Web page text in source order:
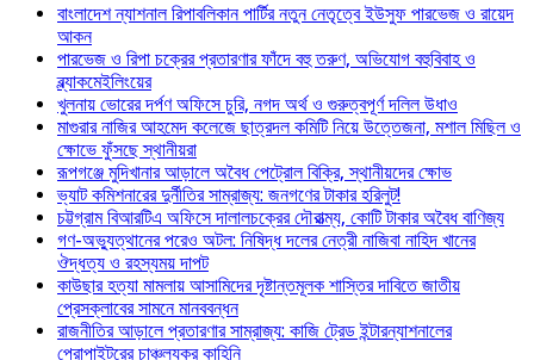
বাংলাদেশ ন্যাশনাল রিপাবলিকান পার্টির নতুন নেতৃত্বে ইউসুফ পারভেজ ও রায়েদ
আকন
পারভেজ ও রিপা চক্রের প্রতারণার ফাঁদে বহু তরুণ, অভিযোগ বহুবিবাহ ও
ব্ল্যাকমেইলিংয়ের
খুলনায় ভোরের দর্পণ অফিসে চুরি, নগদ অর্থ ও গুরুত্বপূর্ণ দলিল উধাও
মাগুরার নাজির আহমেদ কলেজে ছাত্রদল কমিটি নিয়ে উত্তেজনা, মশাল মিছিল ও
ক্ষোভে ফুঁসছে স্থানীয়রা
রূপগঞ্জে মুদিখানার আড়ালে অবৈধ পেট্রোল বিক্রি, স্থানীয়দের ক্ষোভ
ভ্যাট কমিশনারের দুর্নীতির সাম্রাজ্য: জনগণের টাকার হরিলুট!
চট্টগ্রাম বিআরটিএ অফিসে দালালচক্রের দৌরাত্ম্য, কোটি টাকার অবৈধ বাণিজ্য
গণ-অভ্যুত্থানের পরেও অটল: নিষিদ্ধ দলের নেত্রী নাজিবা নাহিদ খানের
ঔদ্ধত্য ও রহস্যময় দাপট
কাউছার হত্যা মামলায় আসামিদের দৃষ্টান্তমূলক শাস্তির দাবিতে জাতীয়
প্রেসক্লাবের সামনে মানববন্ধন
রাজনীতির আড়ালে প্রতারণার সাম্রাজ্য: কাজি ট্রেড ইন্টারন্যাশনালের
প্রোপাইটরের চাঞ্চল্যকর কাহিনি